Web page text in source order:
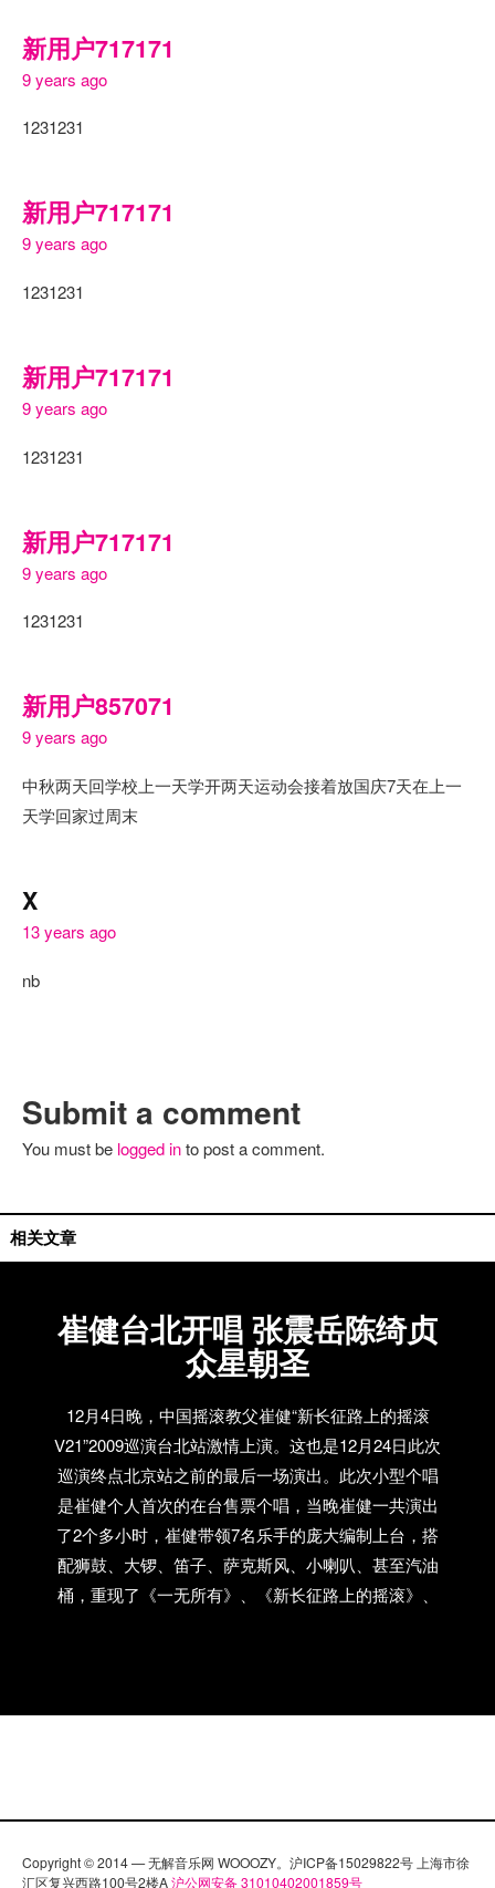
新用户717171
9 years ago
1231231
新用户717171
9 years ago
1231231
新用户717171
9 years ago
1231231
新用户717171
9 years ago
1231231
新用户857071
9 years ago
中秋两天回学校上一天学开两天运动会接着放国庆7天在上一
天学回家过周末
X
13 years ago
nb
Submit a comment
You must be logged into post a comment.
相关文章
崔健台北开唱 张震岳陈绮贞
众星朝圣
12月4日晚，中国摇滚教父崔健“新长征路上的摇滚
V21”2009巡演台北站激情上演。这也是12月24日此次
巡演终点北京站之前的最后一场演出。此次小型个唱
是崔健个人首次的在台售票个唱，当晚崔健一共演出
了2个多小时，崔健带领7名乐手的庞大编制上台，搭
配狮鼓、大锣、笛子、萨克斯风、小喇叭、甚至汽油
桶，重现了《一无所有》、《新长征路上的摇滚》、
赴台也受到了许多明星的追捧，庾澄庆、张震岳、热
的遗憾。更多内容及组图，请见原文
Copyright © 2014 — 无解音乐网 WOOOZY。沪ICP备15029822号 上海市徐
汇区复兴西路100号2楼A沪公网安备 31010402001859号